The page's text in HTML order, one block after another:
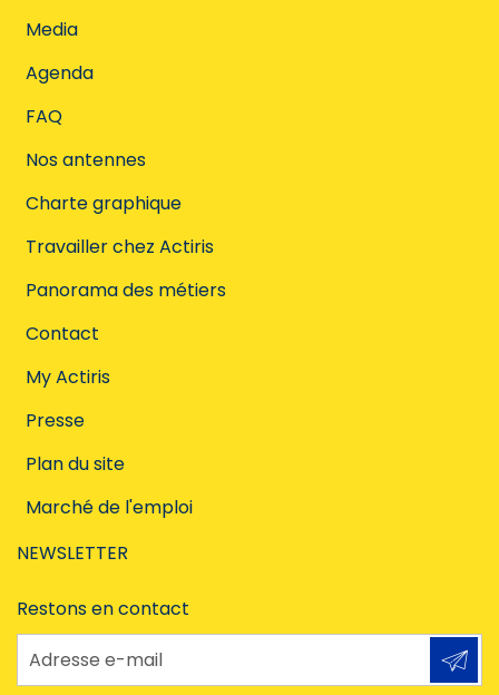
Media
Agenda
FAQ
Nos antennes
Charte graphique
Travailler chez Actiris
Panorama des métiers
Contact
My Actiris
Presse
Plan du site
Marché de l'emploi
NEWSLETTER
Restons en contact
Adresse e-mail